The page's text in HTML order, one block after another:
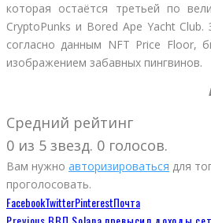
которая остаётся третьей по
CryptoPunks и Bored Ape Yacht
согласно данным NFT Price Floor,
изображением забавных пингвинов.
Средний рейтинг
0 из 5 звезд. 0 голосов.
Вам нужно авторизироваться для
проголосовать.
FacebookTwitterPinterestПочта